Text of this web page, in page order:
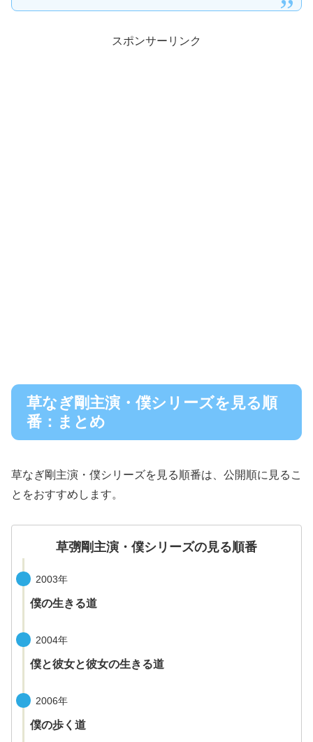
スポンサーリンク
草なぎ剛主演・僕シリーズを見る順
番：まとめ
草なぎ剛主演・僕シリーズを見る順番は、公開順に見るこ
とをおすすめします。
草彅剛主演・僕シリーズの見る順番
2003年
僕の生きる道
2004年
僕と彼女と彼女の生きる道
2006年
僕の歩く道